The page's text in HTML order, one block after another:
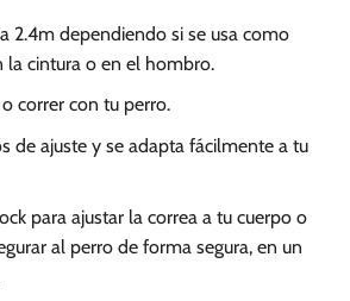
2.4m dependiendo si se usa como
la cintura o en el hombro.
correr con tu perro.
de ajuste y se adapta fácilmente a tu
para ajustar la correa a tu cuerpo o
al perro de forma segura, en un